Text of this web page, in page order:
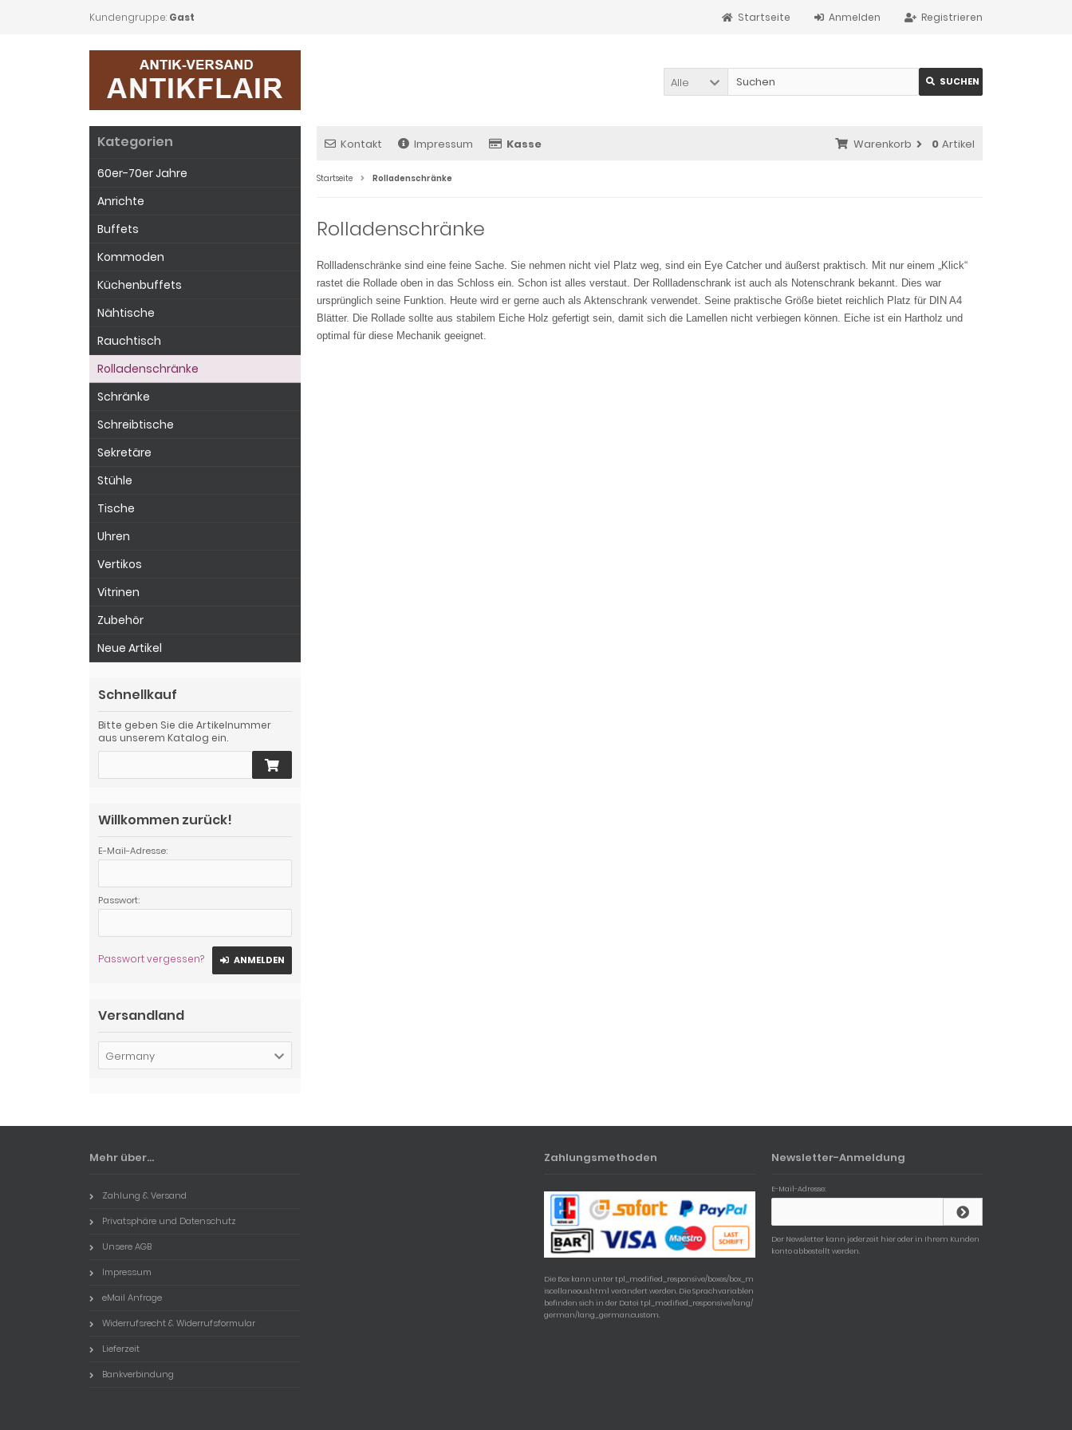
Kundengruppe: Gast Registrieren
Anmelden
Startseite
Alle SUCHEN
Kontakt Impressum Kasse Warenkorb 0 Artikel
Startseite Rolladenschränke
Rolladenschränke
Rollladenschränke sind eine feine Sache. Sie nehmen nicht viel Platz weg, sind ein Eye Catcher und äußerst praktisch. Mit nur einem „Klick“
rastet die Rollade oben in das Schloss ein. Schon ist alles verstaut. Der Rollladenschrank ist auch als Notenschrank bekannt. Dies war
ursprünglich seine Funktion. Heute wird er gerne auch als Aktenschrank verwendet. Seine praktische Größe bietet reichlich Platz für DIN A4
Blätter. Die Rollade sollte aus stabilem Eiche Holz gefertigt sein, damit sich die Lamellen nicht verbiegen können. Eiche ist ein Hartholz und
optimal für diese Mechanik geeignet.
Kategorien
60er-70er Jahre
Anrichte
Buffets
Kommoden
Küchenbuffets
Nähtische
Rauchtisch
Rolladenschränke
Schränke
Schreibtische
Sekretäre
Stühle
Tische
Uhren
Vertikos
Vitrinen
Zubehör
Neue Artikel
Schnellkauf
Bitte geben Sie die Artikelnummer
aus unserem Katalog ein.
Willkommen zurück!
E-Mail-Adresse:
Passwort:
Passwort vergessen? ANMELDEN
Versandland
Germany
Mehr über...
Zahlung & Versand
Privatsphäre und Datenschutz
Unsere AGB
Impressum
eMail Anfrage
Widerrufsrecht & Widerrufsformular
Lieferzeit
Bankverbindung
Zahlungsmethoden
Die Box kann unter tpl_modified_responsive/boxes/box_m
iscellaneous.html verändert werden. Die Sprachvariablen
befinden sich in der Datei tpl_modified_responsive/lang/
german/lang_german.custom.
Newsletter-Anmeldung
E-Mail-Adresse:
Der Newsletter kann jederzeit hier oder in Ihrem Kunden
konto abbestellt werden.